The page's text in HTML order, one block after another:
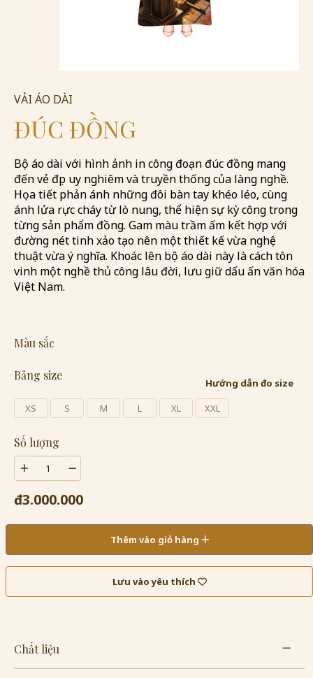
VẢI ÁO DÀI
ĐÚC ĐỒNG
Bộ áo dài với hình ảnh in công đoạn đúc đồng mang
đến vẻ đẹp uy nghiêm và truyền thống của làng nghề.
Họa tiết phản ánh những đôi bàn tay khéo léo, cùng
ánh lửa rực cháy từ lò nung, thể hiện sự kỳ công trong
từng sản phẩm đồng. Gam màu trầm ấm kết hợp với
đường nét tinh xảo tạo nên một thiết kế vừa nghệ
thuật vừa ý nghĩa. Khoác lên bộ áo dài này là cách tôn
vinh một nghề thủ công lâu đời, lưu giữ dấu ấn văn hóa
Việt Nam.
Màu sắc
Bảng size
Hướng dẫn đo size
XS
S M L XL XXL
Số lượng
đ3.000.000
Thêm vào giỏ hàng
Lưu vào yêu thích
Chất liệu